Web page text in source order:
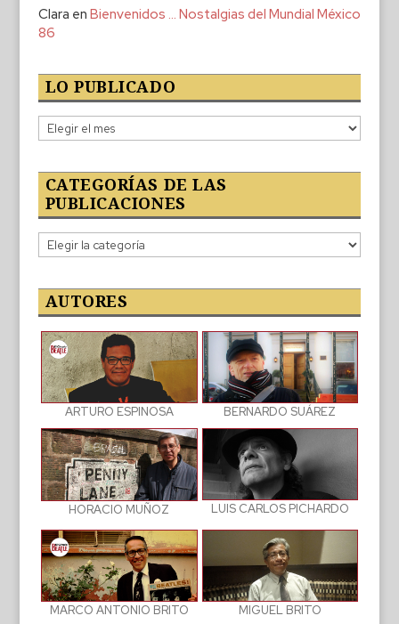
Clara en Bienvenidos … Nostalgias del Mundial México
86
LO PUBLICADO
Lo
publicado
CATEGORÍAS DE LAS
PUBLICACIONES
Categorías
de
publicaciones
AUTORES
ARTURO ESPINOSA BERNARDO SUÁREZ
HORACIO MUÑOZ LUIS CARLOS PICHARDO
MARCO ANTONIO BRITO MIGUEL BRITO